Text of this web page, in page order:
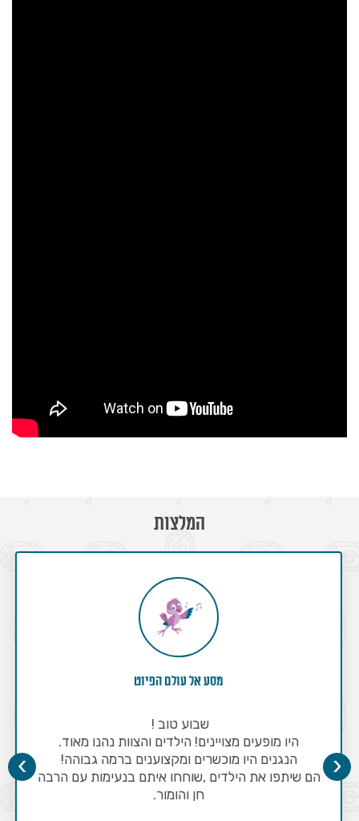
המלצות
מסע אל עולם הפיוט
שבוע טוב !
היו מופעים מצויינים! הילדים והצוות נהנו מאוד.
הנגנים היו מוכשרים ומקצוענים ברמה גבוהה!
הם שיתפו את הילדים ,שוחחו איתם בנעימות עם הרבה
חן והומור.
‹
›